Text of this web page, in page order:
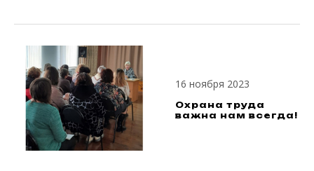
16 ноября 2023
Охрана труда
важна нам всегда!